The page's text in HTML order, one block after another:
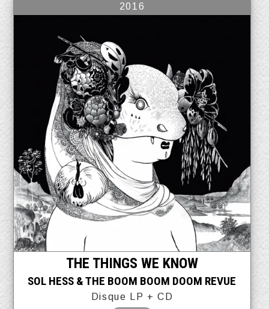
2016
THE THINGS WE KNOW
SOL HESS & THE BOOM BOOM DOOM REVUE
Disque LP + CD